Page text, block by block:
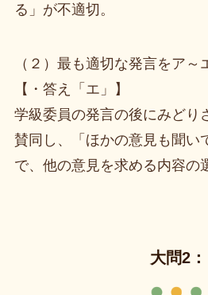
る」が不適切。
（２）最も適切な発言をア
【・答え「エ」】
学級委員の発言の後にみどり
賛同し、「ほかの意見も聞い
で、他の意見を求める内容の
大問2：